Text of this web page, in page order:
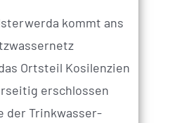
kommt ans
Ortsteil Kosilenzien
erschlossen
der Trinkwasser-